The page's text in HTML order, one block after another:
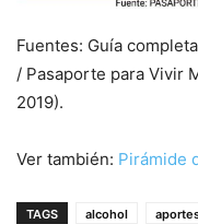
Fuentes: Guía
/ Pasaporte para Vivir
2019).
Ver también: Pirámide
TAGS alcohol